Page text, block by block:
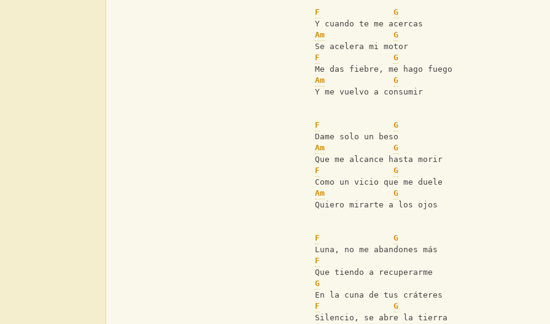
F
G
Y cuando te me acercas
Am
G
Se acelera mi motor
F
G
Me das fiebre, me hago fuego
Am
G
Y me vuelvo a consumir
F
G
Dame solo un beso
Am
G
Que me alcance hasta morir
F
G
Como un vicio que me duele
Am
G
Quiero mirarte a los ojos
F
G
Luna, no me abandones más
F
Que tiendo a recuperarme
G
En la cuna de tus cráteres
F
G
Silencio, se abre la tierra